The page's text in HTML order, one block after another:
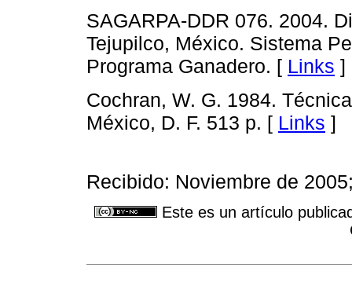
SAGARPA-DDR 076. 2004.
Tejupilco, México. Sistema
Programa Ganadero. [ Links ]
Cochran, W. G. 1984.
México, D. F. 513 p. [ Links ]
Recibido: Noviembre de
Este es un artículo